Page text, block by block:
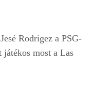
Rodrigez a PSG-
játékos most a Las